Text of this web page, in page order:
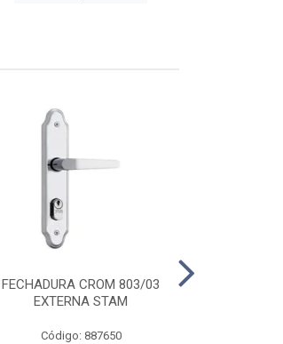
FECHADURA CROM 803/03
EXTERNA STAM
Código: 887650